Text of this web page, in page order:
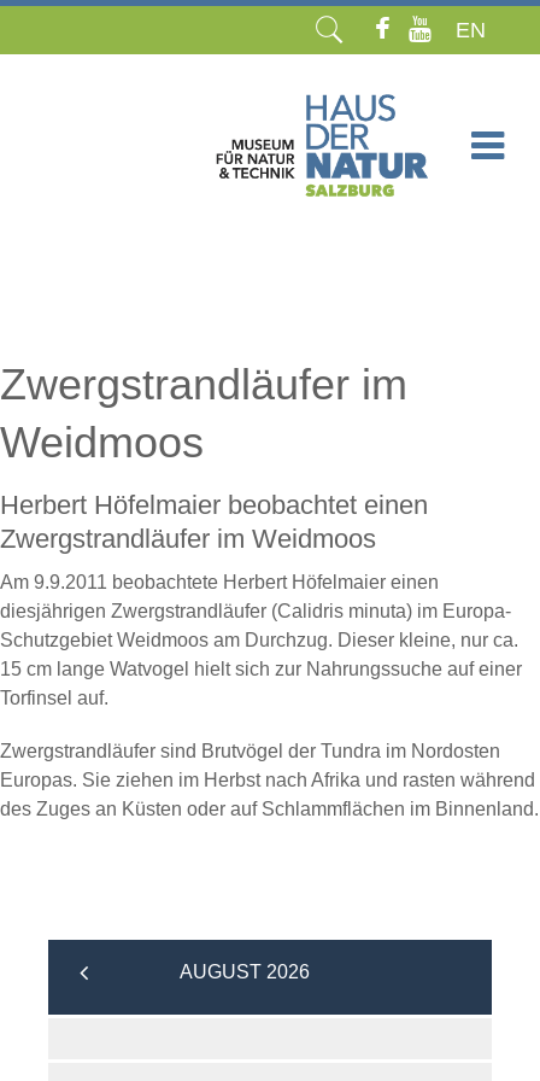
EN
Zwergstrandläufer im
Weidmoos
Herbert Höfelmaier beobachtet einen
Zwergstrandläufer im Weidmoos
Am 9.9.2011 beobachtete Herbert Höfelmaier einen
diesjährigen Zwergstrandläufer (Calidris minuta) im Europa-
Schutzgebiet Weidmoos am Durchzug. Dieser kleine, nur ca.
15 cm lange Watvogel hielt sich zur Nahrungssuche auf einer
Torfinsel auf.
Zwergstrandläufer sind Brutvögel der Tundra im Nordosten
Europas. Sie ziehen im Herbst nach Afrika und rasten während
des Zuges an Küsten oder auf Schlammflächen im Binnenland.
AUGUST 2026